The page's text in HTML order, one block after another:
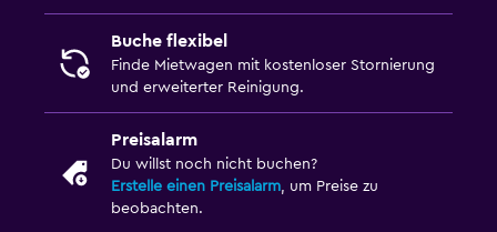
Buche flexibel
Finde Mietwagen mit kostenloser Stornierung
und erweiterter Reinigung.
Preisalarm
Du willst noch nicht buchen?
Erstelle einen Preisalarm, um Preise zu
beobachten.